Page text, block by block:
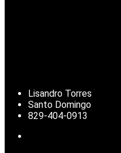
Lisandro Torres
Santo Domingo
829-404-0913